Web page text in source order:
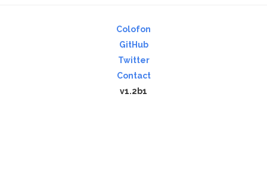
Colofon
GitHub
Twitter
Contact
v1.2b1